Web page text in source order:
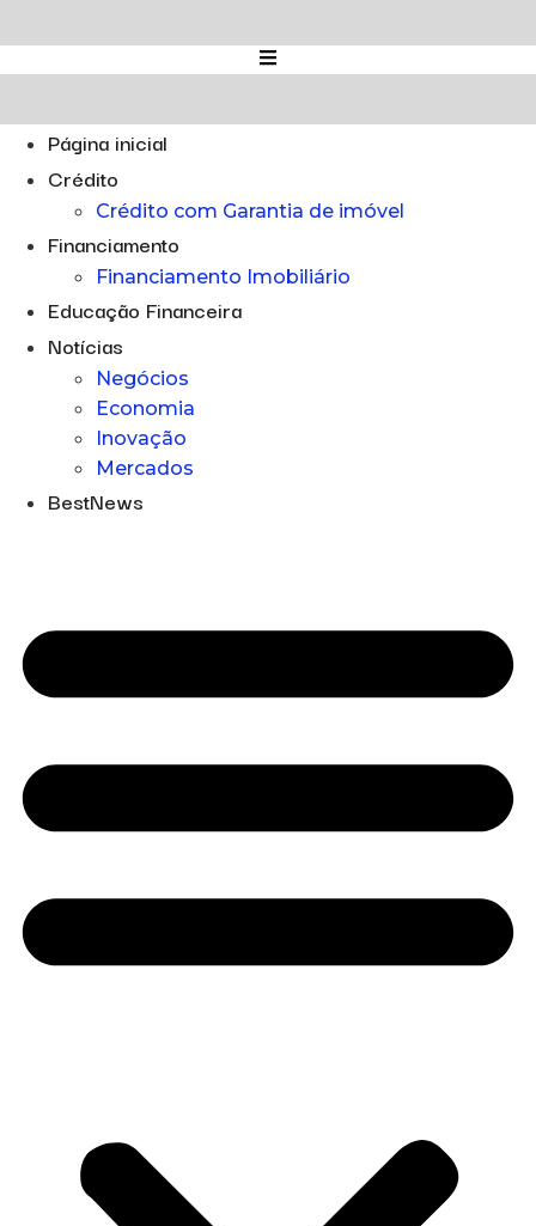
para
o
Página inicial
Crédito
Crédito com Garantia de imóvel
Financiamento
Financiamento Imobiliário
Educação Financeira
Notícias
Negócios
Economia
Inovação
Mercados
BestNews